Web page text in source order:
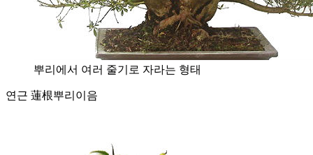
뿌리에서 여러 줄기로 자라는 형태
연근 蓮根뿌리이음